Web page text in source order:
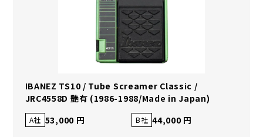
IBANEZ TS10 / Tube Screamer Classic /
JRC4558D 艶有 (1986-1988/Made in Japan)
A社 53,000 円 B社 44,000 円